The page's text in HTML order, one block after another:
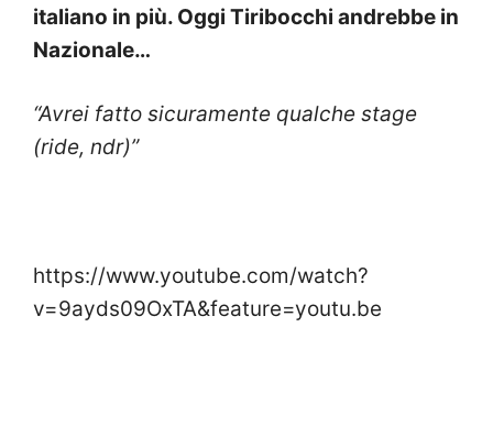
italiano in più. Oggi Tiribocchi andrebbe in
Nazionale…
“Avrei fatto sicuramente qualche stage
(ride, ndr)”
https://www.youtube.com/watch?
v=9ayds09OxTA&feature=youtu.be